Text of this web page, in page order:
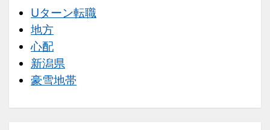
Uターン転職
地方
心配
新潟県
豪雪地帯